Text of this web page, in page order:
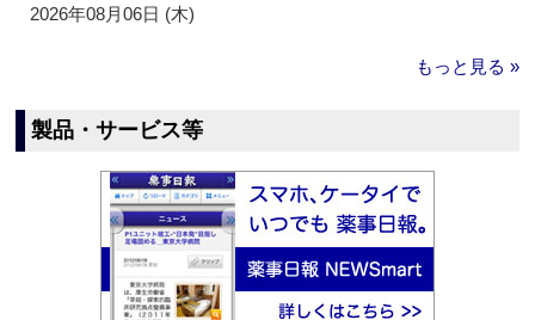
2026年08月06日 (木)
もっと見る »
製品・サービス等